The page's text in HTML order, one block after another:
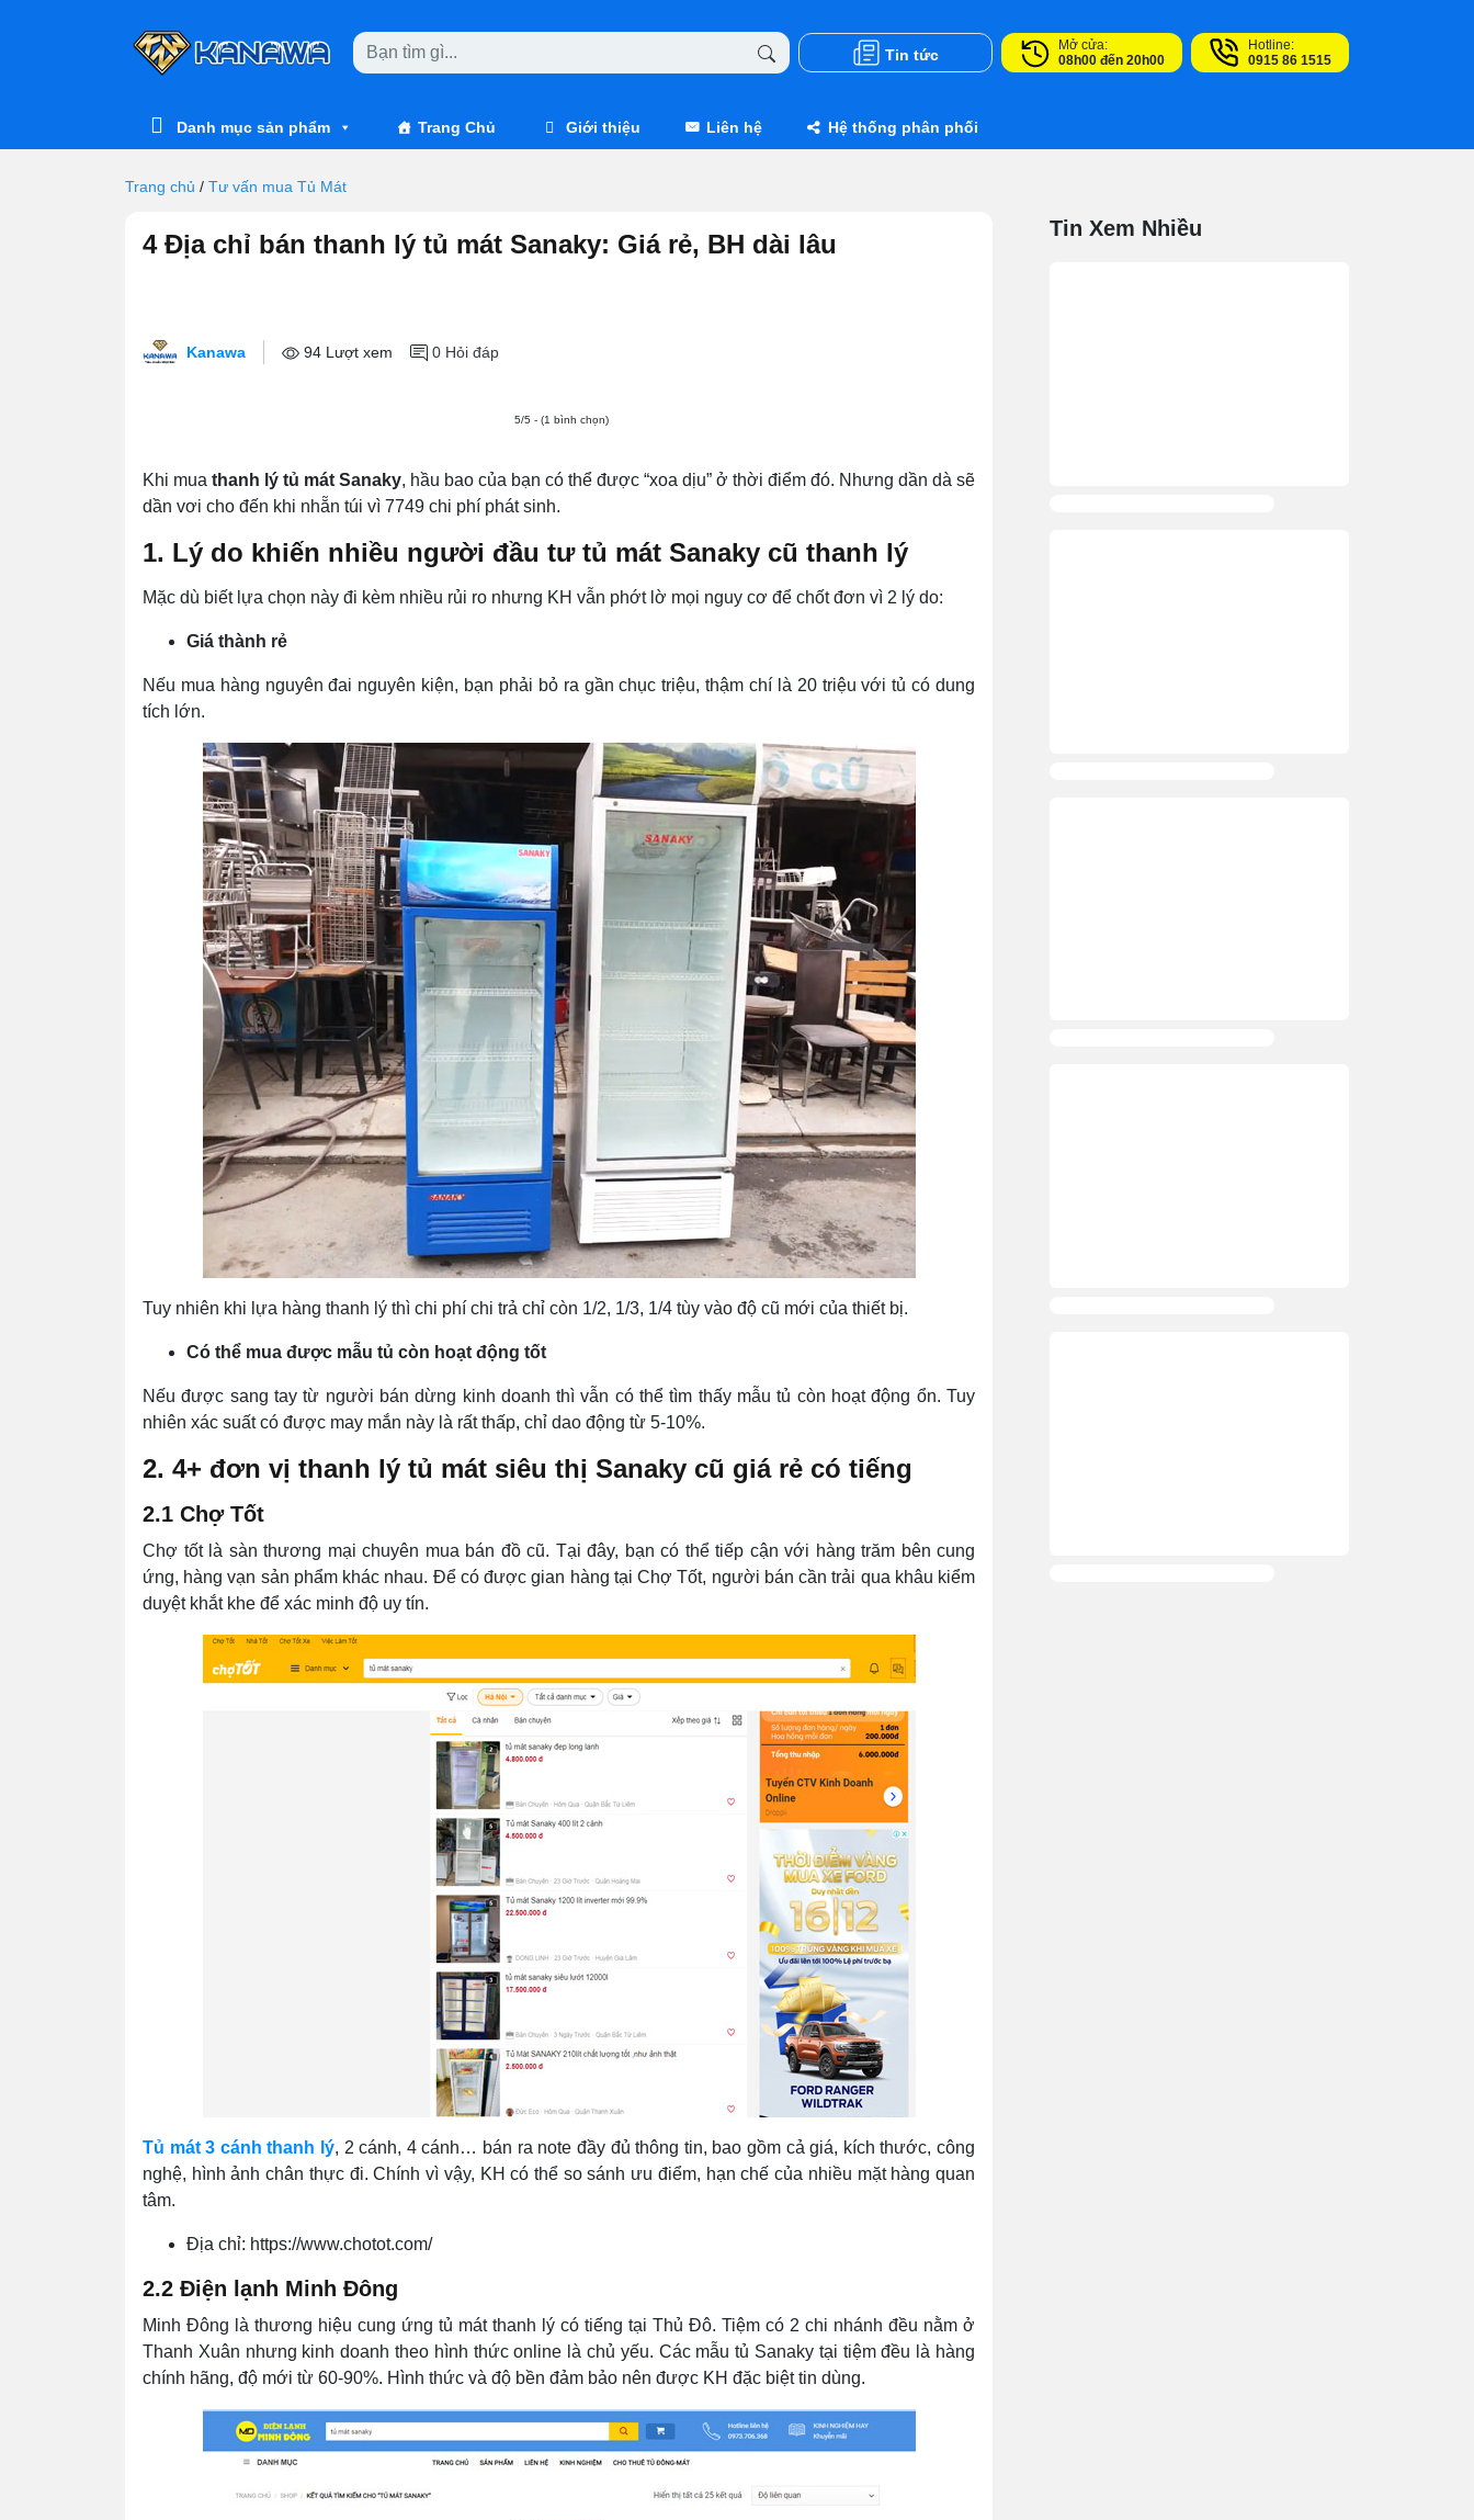
Tin tức
Mở cửa:
08h00 đến 20h00
Hotline:
0915 86 1515
Danh mục sản phẩm Trang Chủ Giới thiệu Liên hệ Hệ thống phân phối
Trang chủ / Tư vấn mua Tủ Mát
4 Địa chỉ bán thanh lý tủ mát Sanaky: Giá rẻ, BH dài lâu
Kanawa 94 Lượt xem 0 Hỏi đáp
5/5 - (1 bình chọn)
Khi mua thanh lý tủ mát Sanaky, hầu bao của bạn có thể được “xoa dịu” ở thời điểm đó. Nhưng dần dà sẽ
dần vơi cho đến khi nhẵn túi vì 7749 chi phí phát sinh.
1. Lý do khiến nhiều người đầu tư tủ mát Sanaky cũ thanh lý
Mặc dù biết lựa chọn này đi kèm nhiều rủi ro nhưng KH vẫn phớt lờ mọi nguy cơ để chốt đơn vì 2 lý do:
Giá thành rẻ
Nếu mua hàng nguyên đai nguyên kiện, bạn phải bỏ ra gần chục triệu, thậm chí là 20 triệu với tủ có dung
tích lớn.
Tuy nhiên khi lựa hàng thanh lý thì chi phí chi trả chỉ còn 1/2, 1/3, 1/4 tùy vào độ cũ mới của thiết bị.
Có thể mua được mẫu tủ còn hoạt động tốt
Nếu được sang tay từ người bán dừng kinh doanh thì vẫn có thể tìm thấy mẫu tủ còn hoạt động ổn. Tuy
nhiên xác suất có được may mắn này là rất thấp, chỉ dao động từ 5-10%.
2. 4+ đơn vị thanh lý tủ mát siêu thị Sanaky cũ giá rẻ có tiếng
2.1 Chợ Tốt
Chợ tốt là sàn thương mại chuyên mua bán đồ cũ. Tại đây, bạn có thể tiếp cận với hàng trăm bên cung
ứng, hàng vạn sản phẩm khác nhau. Để có được gian hàng tại Chợ Tốt, người bán cần trải qua khâu kiểm
duyệt khắt khe để xác minh độ uy tín.
Tủ mát 3 cánh thanh lý, 2 cánh, 4 cánh… bán ra note đầy đủ thông tin, bao gồm cả giá, kích thước, công
nghệ, hình ảnh chân thực đi. Chính vì vậy, KH có thể so sánh ưu điểm, hạn chế của nhiều mặt hàng quan
tâm.
Địa chỉ: https://www.chotot.com/
2.2 Điện lạnh Minh Đông
Minh Đông là thương hiệu cung ứng tủ mát thanh lý có tiếng tại Thủ Đô. Tiệm có 2 chi nhánh đều nằm ở
Thanh Xuân nhưng kinh doanh theo hình thức online là chủ yếu. Các mẫu tủ Sanaky tại tiệm đều là hàng
chính hãng, độ mới từ 60-90%. Hình thức và độ bền đảm bảo nên được KH đặc biệt tin dùng.
Tin Xem Nhiều